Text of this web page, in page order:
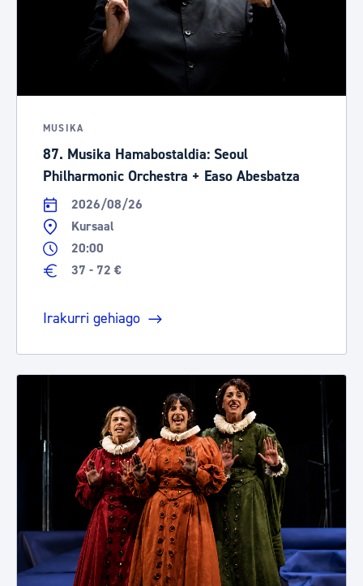
MUSIKA
87. Musika Hamabostaldia: Seoul
Philharmonic Orchestra + Easo Abesbatza
2026/08/26
Kursaal
20:00
37 - 72 €
Irakurri gehiago